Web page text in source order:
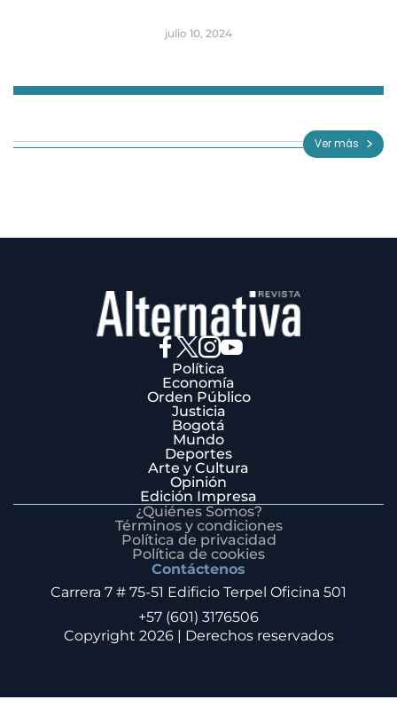
julio 10, 2024
3
Ver más
Política
Economía
Orden Público
Justicia
Bogotá
Mundo
Deportes
Arte y Cultura
Opinión
Edición Impresa
¿Quiénes Somos?
Términos y condiciones
Política de privacidad
Política de cookies
Contáctenos
Carrera 7 # 75-51 Edificio Terpel Oficina 501
+57 (601) 3176506
Copyright 2026 | Derechos reservados